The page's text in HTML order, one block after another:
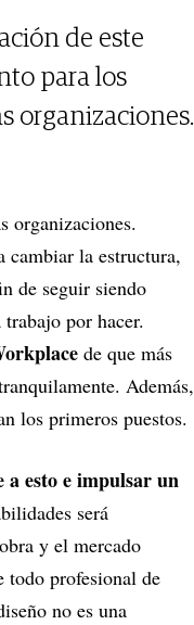
de este
para los
organizaciones.
organizaciones.
cambiar la estructura,
de seguir siendo
por hacer.
de que más
Además,
los primeros puestos.
a esto e impulsar un
será
y el mercado
todo profesional de
no es una